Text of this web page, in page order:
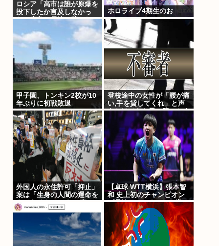
ロシア「高市は誰が原爆を
投下したか言及しなかっ
た。広島と長崎に落ちたの
はUFOだと思っているの
か?」
ホロライブ4期生のお
甲子園、トンキン2校が10
年ぶりに初戦敗退
登校途中の女性が「腰が痛
い,手を貸してくれ」と声
をかけてきた男に腕つかま
れ物陰に連れ込まれる 仙
外国人の永住許可「抑止」
案は「生身の人間の運命を
もてあそんでいる」 東
京・高田馬場で反対アピー
【卓球 WTT横浜】張本智
和 史上初のチャンピオン
ズ兄妹アベックV！20歳の
韓国王者破り2連覇も達
成！